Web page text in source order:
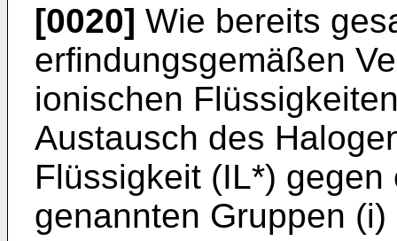
[0020] Wie bereits
erfindungsgemäßen
ionischen
Austausch des
Flüssigkeit (IL*)
genannten Gruppen (i)